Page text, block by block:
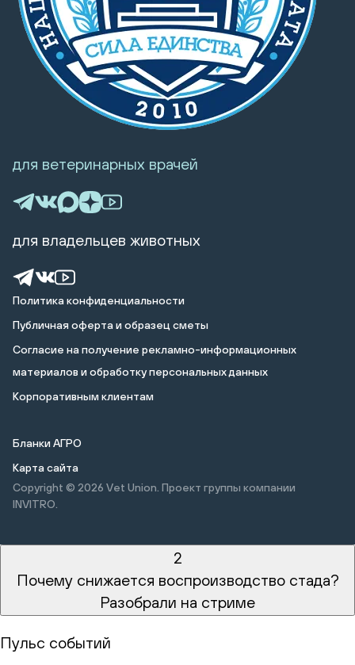
Политика конфиденциальности
Публичная оферта и образец сметы
Cогласие на получение рекламно-информационных
материалов и обработку персональных данных
Корпоративным клиентам
Бланки АГРО
Карта сайта
Copyright © 2026 Vet Union. Проект группы компании
INVITRO.
для ветеринарных врачей
для владельцев животных
2
Почему снижается воспроизводство стада?
Разобрали на стриме
Пульс событий